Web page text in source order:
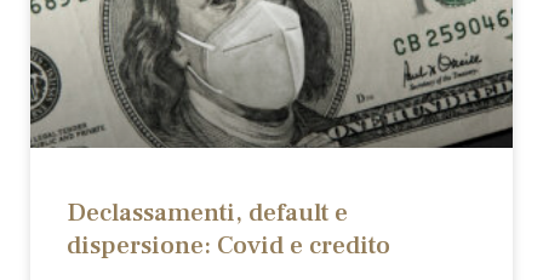
Declassamenti, default e
dispersione: Covid e credito